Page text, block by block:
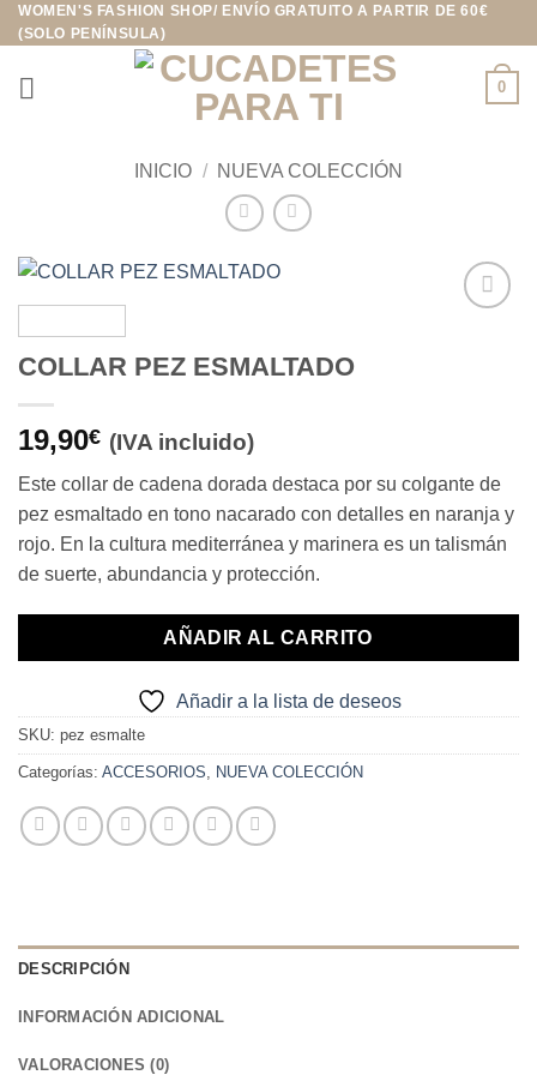
Saltar
al
contenido
WOMEN'S FASHION SHOP/ ENVÍO GRATUITO A PARTIR DE 60€
(SOLO PENÍNSULA)
0
INICIO / NUEVA COLECCIÓN
COLLAR PEZ ESMALTADO
19,90€ (IVA incluido)
Este collar de cadena dorada destaca por su colgante de
pez esmaltado en tono nacarado con detalles en naranja y
rojo. En la cultura mediterránea y marinera es un talismán
de suerte, abundancia y protección.
AÑADIR AL CARRITO
Añadir a la lista de deseos
SKU: pez esmalte
Categorías: ACCESORIOS NUEVA COLECCIÓN
DESCRIPCIÓN
INFORMACIÓN ADICIONAL
VALORACIONES (0)